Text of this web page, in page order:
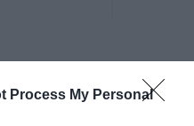
Process My Personal